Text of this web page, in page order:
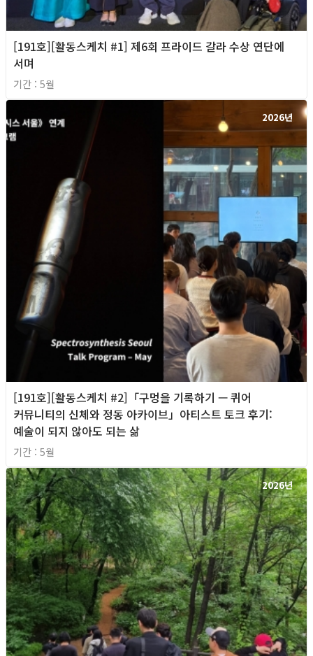
[191호][활동스케치 #1] 제6회 프라이드 갈라 수상 연단에
서며
기간 : 5월
2026년
[191호][활동스케치 #2]「구멍을 기록하기 — 퀴어
커뮤니티의 신체와 정동 아카이브」아티스트 토크 후기:
예술이 되지 않아도 되는 삶
기간 : 5월
2026년